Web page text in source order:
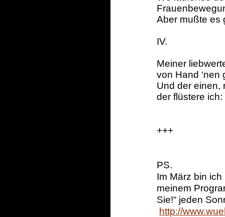
Aber mußte es
IV.
Meiner
von Hand
Und der einen,
der flüstere
+++
PS.
Im März bin ich
meinem
Sie!“ jeden
http://